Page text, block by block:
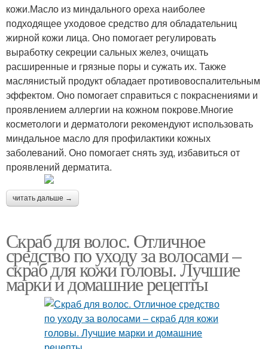
кожи.Масло из миндального ореха наиболее
подходящее уходовое средство для обладательниц
жирной кожи лица. Оно помогает регулировать
выработку секреции сальных желез, очищать
расширенные и грязные поры и сужать их. Также
маслянистый продукт обладает противовоспалительным
эффектом. Оно помогает справиться с покраснениями и
проявлением аллергии на кожном покрове.Многие
косметологи и дерматологи рекомендуют использовать
миндальное масло для профилактики кожных
заболеваний. Оно помогает снять зуд, избавиться от
проявлений дерматита.
читать дальше →
Скраб для волос. Отличное
средство по уходу за волосами –
скраб для кожи головы. Лучшие
марки и домашние рецепты